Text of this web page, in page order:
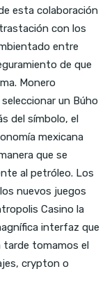
esta colaboración
con los
entre
de que
Monero
un Búho
del símbolo, el
mexicana
que se
al petróleo. Los
nuevos juegos
Casino la
interfaz que
tarde tomamos el
crypton o